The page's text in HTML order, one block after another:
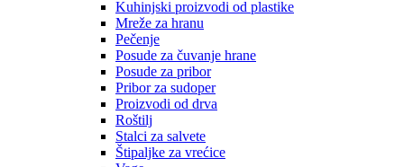
Kuhinjski proizvodi od plastike
Mreže za hranu
Pečenje
Posude za čuvanje hrane
Posude za pribor
Pribor za sudoper
Proizvodi od drva
Roštilj
Stalci za salvete
Štipaljke za vrećice